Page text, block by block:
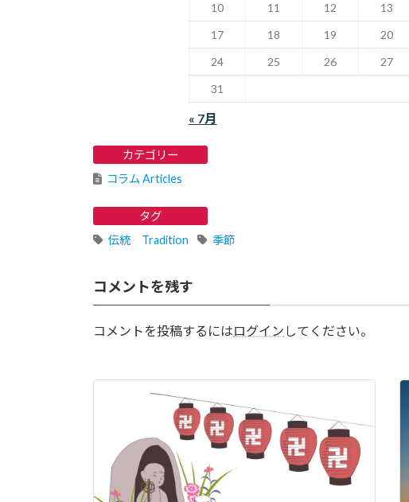
10 11 12 13
17
18 19 20
24
25 26 27
31
« 7月
カテゴリー
コラム Articles
タグ
伝統 Tradition
季節
コメントを残す
コメントを投稿するにはログイン してください。